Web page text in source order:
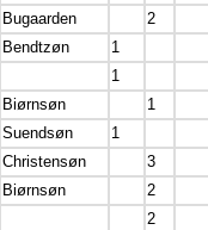
Bugaarden
2
Bendtzøn
1
1
Biørnsøn
1
Suendsøn
1
Christensøn
3
Biørnsøn
2
2